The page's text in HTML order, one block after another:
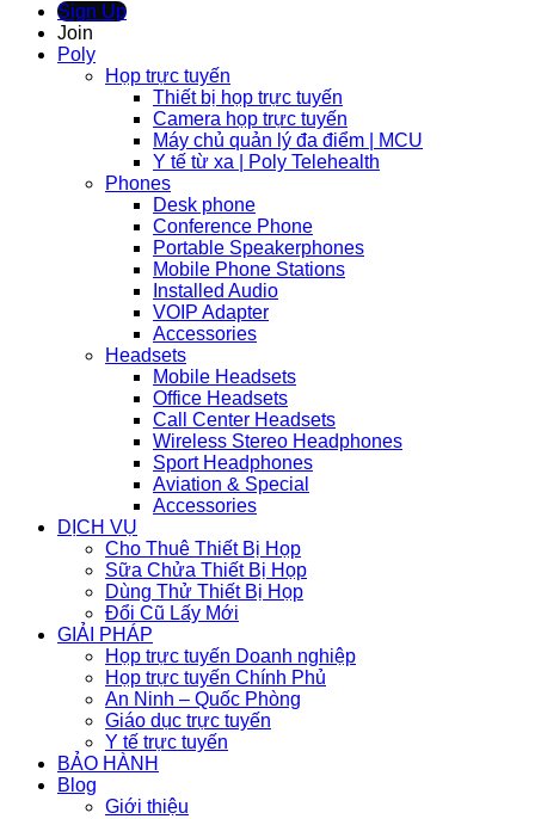
Sign Up
Join
Poly
Họp trực tuyến
Thiết bị họp trực tuyến
Camera họp trực tuyến
Máy chủ quản lý đa điểm | MCU
Y tế từ xa | Poly Telehealth
Phones
Desk phone
Conference Phone
Portable Speakerphones
Mobile Phone Stations
Installed Audio
VOIP Adapter
Accessories
Headsets
Mobile Headsets
Office Headsets
Call Center Headsets
Wireless Stereo Headphones
Sport Headphones
Aviation & Special
Accessories
DỊCH VỤ
Cho Thuê Thiết Bị Họp
Sữa Chửa Thiết Bị Họp
Dùng Thử Thiết Bị Họp
Đổi Cũ Lấy Mới
GIẢI PHÁP
Họp trực tuyến Doanh nghiệp
Họp trực tuyến Chính Phủ
An Ninh – Quốc Phòng
Giáo dục trực tuyến
Y tế trực tuyến
BẢO HÀNH
Blog
Giới thiệu